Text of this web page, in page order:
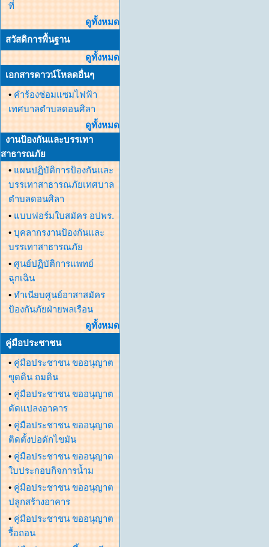
ที่
ดูทั้งหมด
สวัสดิการพื้นฐาน
ดูทั้งหมด
เอกสารดาวน์โหลดอื่นๆ
• คำร้องซ่อมแซมไฟฟ้า
เทศบาลตำบลดอนศิลา
ดูทั้งหมด
งานป้องกันและบรรเทา
สาธารณภัย
• แผนปฏิบัติการป้องกันและ
บรรเทาสาธารณภัยเทศบาล
ตำบลดอนศิลา
• แบบฟอร์มใบสมัคร อปพร.
• บุคลากรงานป้องกันและ
บรรเทาสาธารณภัย
• ศูนย์ปฏิบัติการแพทย์
ฉุกเฉิน
• ทำเนียบศูนย์อาสาสมัคร
ป้องกันภัยฝ่ายพลเรือน
ดูทั้งหมด
คู่มือประชาชน
• คู่มือประชาชน ขออนุญาต
ขุดดิน ถมดิน
• คู่มือประชาชน ขออนุญาต
ดัดแปลงอาคาร
• คู่มือประชาชน ขออนุญาต
ติดตั้งบ่อดักไขมัน
• คู่มือประชาชน ขออนุญาต
ใบประกอบกิจการน้ำม
• คู่มือประชาชน ขออนุญาต
ปลูกสร้างอาคาร
• คู่มือประชาชน ขออนุญาต
รื้อถอน